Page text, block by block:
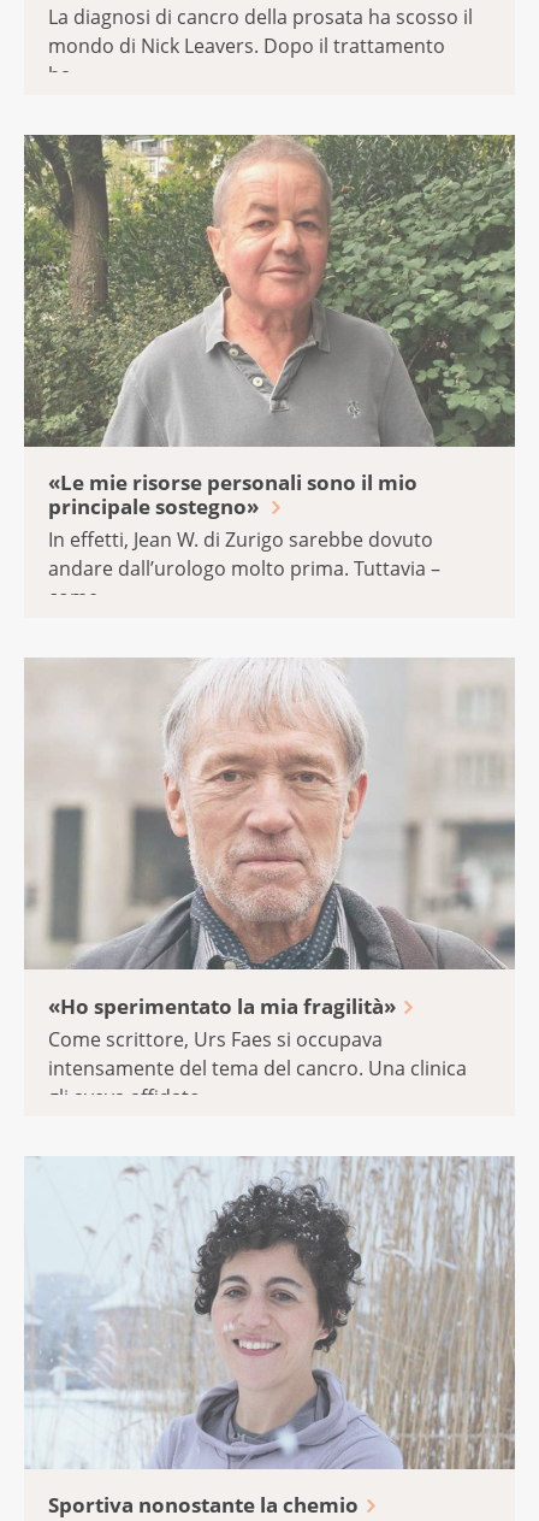
La diagnosi di cancro della prosata ha scosso il
mondo di Nick Leavers. Dopo il trattamento
ha ...
«Le mie risorse personali sono il mio
principale sostegno»
In effetti, Jean W. di Zurigo sarebbe dovuto
andare dall’urologo molto prima. Tuttavia –
come ...
«Ho sperimentato la mia fragilità»
Come scrittore, Urs Faes si occupava
intensamente del tema del cancro. Una clinica
gli aveva affidato ...
Sportiva nonostante la chemio